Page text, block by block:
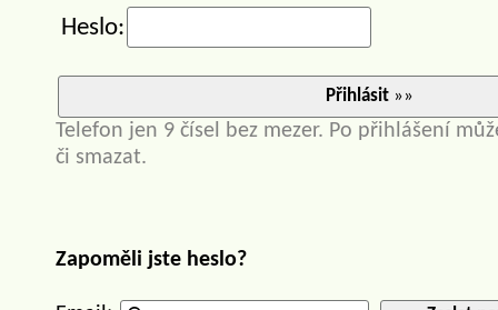
Heslo:
Přihlásit»»
Telefon jen 9 čísel bez mezer. Po přihlášení
či smazat.
Zapoměli jste heslo?